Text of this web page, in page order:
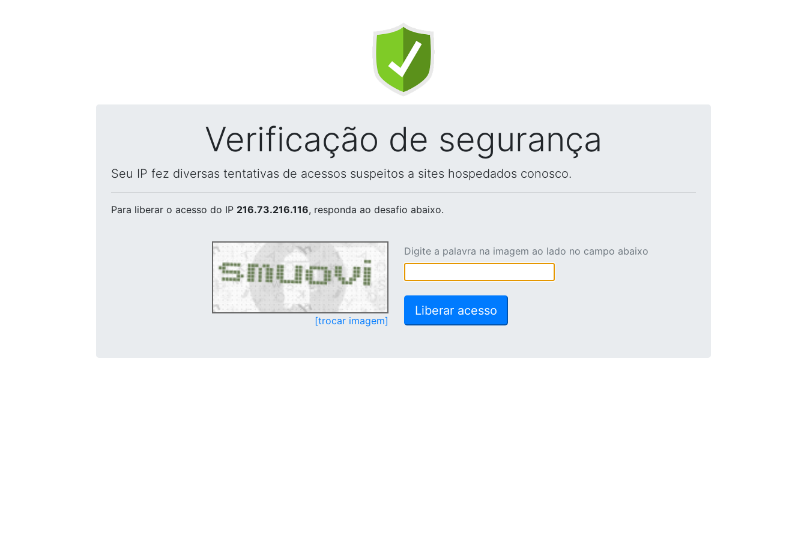
Verificação de segurança
Seu IP fez diversas tentativas de acessos suspeitos a sites hospedados conosco.
Para liberar o acesso do IP 216.73.216.116, responda ao desafio abaixo.
[trocar imagem]
Digite a palavra na imagem ao lado no campo abaixo